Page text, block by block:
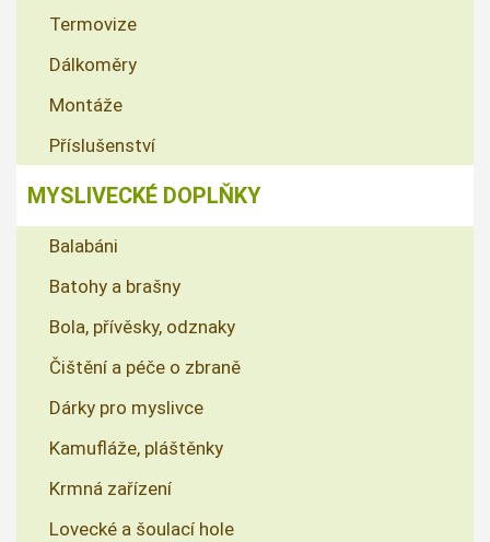
Termovize
Dálkoměry
Montáže
Příslušenství
MYSLIVECKÉ DOPLŇKY
Balabáni
Batohy a brašny
Bola, přívěsky, odznaky
Čištění a péče o zbraně
Dárky pro myslivce
Kamufláže, pláštěnky
Krmná zařízení
Lovecké a šoulací hole